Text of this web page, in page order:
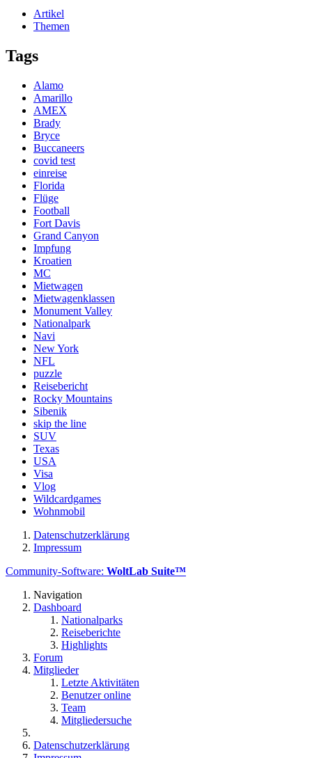
Artikel
Themen
Tags
Alamo
Amarillo
AMEX
Brady
Bryce
Buccaneers
covid test
einreise
Florida
Flüge
Football
Fort Davis
Grand Canyon
Impfung
Kroatien
MC
Mietwagen
Mietwagenklassen
Monument Valley
Nationalpark
Navi
New York
NFL
puzzle
Reisebericht
Rocky Mountains
Sibenik
skip the line
SUV
Texas
USA
Visa
Vlog
Wildcardgames
Wohnmobil
Datenschutzerklärung
Impressum
Community-Software: WoltLab Suite™
Navigation
Dashboard
Nationalparks
Reiseberichte
Highlights
Forum
Mitglieder
Letzte Aktivitäten
Benutzer online
Team
Mitgliedersuche
Datenschutzerklärung